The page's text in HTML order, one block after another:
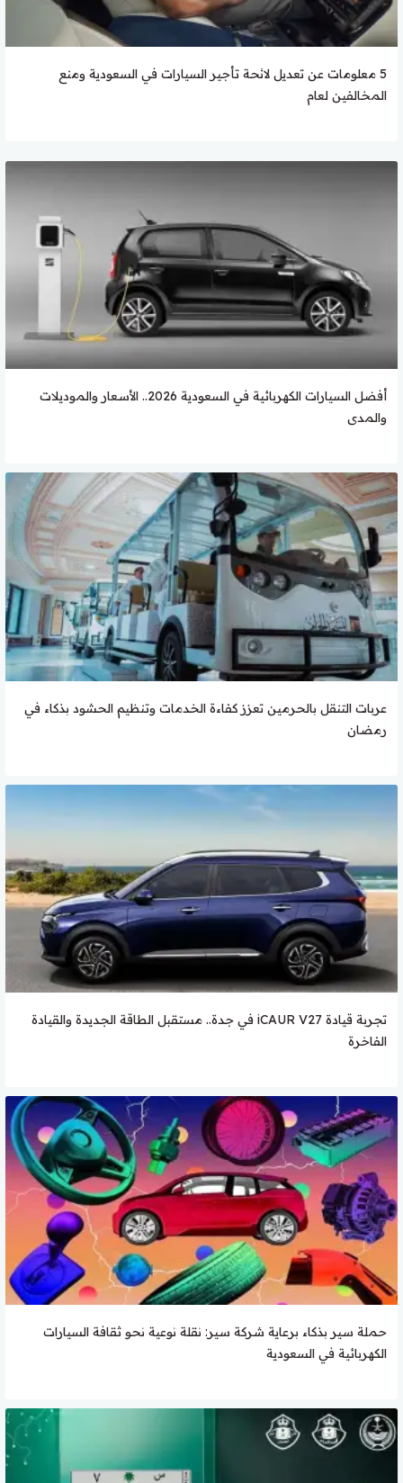
5 معلومات عن تعديل لائحة تأجير السيارات في السعودية ومنع
المخالفين لعام
أفضل السيارات الكهربائية في السعودية 2026.. الأسعار والموديلات
والمدى
عربات التنقل بالحرمين تعزز كفاءة الخدمات وتنظيم الحشود بذكاء في
رمضان
تجربة قيادة iCAUR V27 في جدة.. مستقبل الطاقة الجديدة والقيادة
الفاخرة
حملة سير بذكاء برعاية شركة سير: نقلة نوعية نحو ثقافة السيارات
الكهربائية في السعودية